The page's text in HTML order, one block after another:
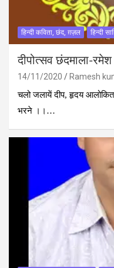
हिन्दी कविता, छंद, ग़ज़ल हिन्दी
दीपोत्‍सव छंदमाला-रमेश
14/11/2020 Ramesh
चलो जलायें दीप, हृदय
भरने ।।…